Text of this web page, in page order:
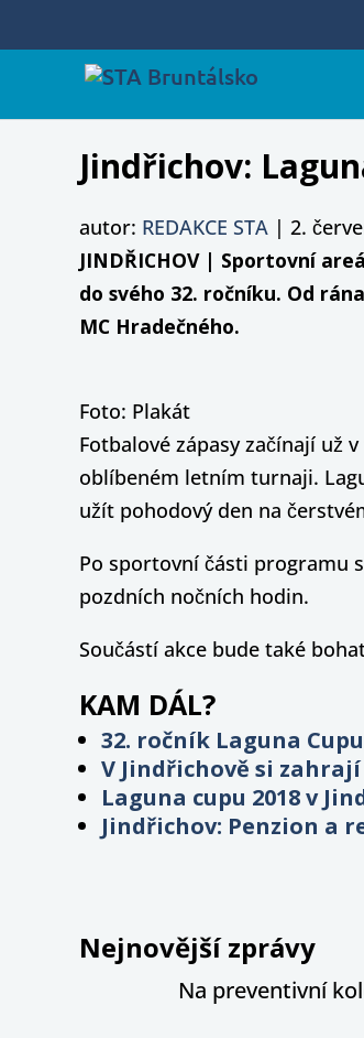
Jindřichov:
autor: REDAKCE STA | 2.
JINDŘICHOV | Sportovní
do svého 32. ročníku. Od
MC Hradečného.
Foto: Plakát
Fotbalové zápasy začínají už
oblíbeném letním turnaji.
užít pohodový den na
Po sportovní části programu
pozdních nočních hodin.
Součástí akce bude také
KAM DÁL?
32. ročník Laguna
V Jindřichově si
Laguna cupu 2018 v
Jindřichov: Penzion a
Nejnovější zprávy
Na preventivní